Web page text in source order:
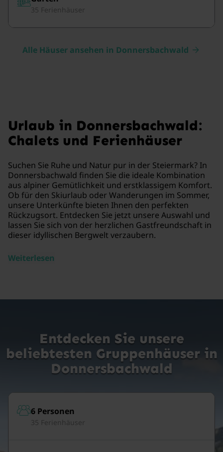
35 Ferienhäuser
Alle Häuser ansehen in Donnersbachwald
Urlaub in Donnersbachwald:
Chalets und Ferienhäuser
Suchen Sie Ruhe und Natur pur in der Steiermark? In
Donnersbachwald finden Sie die ideale Kombination
aus alpiner Gemütlichkeit und erstklassigem Komfort.
Ob für den Skiurlaub oder Wanderungen im Sommer,
unsere Unterkünfte bieten Ihnen den perfekten
Rückzugsort. Entdecken Sie jetzt unsere Auswahl und
lassen Sie sich von der herzlichen Gastfreundschaft in
dieser idyllischen Bergwelt verzaubern.
Weiterlesen
Entdecken Sie unsere
beliebtesten Gruppenhäuser in
Donnersbachwald
6 Personen
35 Ferienhäuser